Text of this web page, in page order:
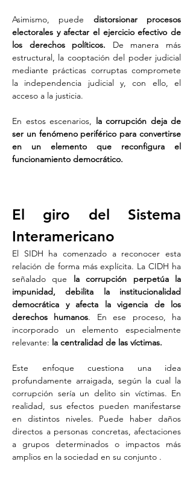
Asimismo, puede distorsionar procesos
electorales y afectar el ejercicio efectivo de
los derechos políticos. De manera más
estructural, la cooptación del poder judicial
mediante prácticas corruptas compromete
la independencia judicial y, con ello, el
acceso a la justicia.
En estos escenarios, la corrupción deja de
ser un fenómeno periférico para convertirse
en un elemento que reconfigura el
funcionamiento democrático.
El giro del Sistema
Interamericano
El SIDH ha comenzado a reconocer esta
relación de forma más explícita. La CIDH ha
señalado que la corrupción perpetúa la
impunidad, debilita la institucionalidad
democrática y afecta la vigencia de los
derechos humanos. En ese proceso, ha
incorporado un elemento especialmente
relevante: la centralidad de las víctimas.
Este enfoque cuestiona una idea
profundamente arraigada, según la cual la
corrupción sería un delito sin víctimas. En
realidad, sus efectos pueden manifestarse
en distintos niveles. Puede haber daños
directos a personas concretas, afectaciones
a grupos determinados o impactos más
amplios en la sociedad en su conjunto .